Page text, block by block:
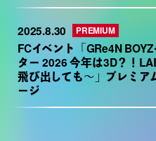
2025.8.30
FCイベント「GRe4N
ター 2026 今年は3D？！
飛び出しても～」プレミア
ージ
PREMIUM